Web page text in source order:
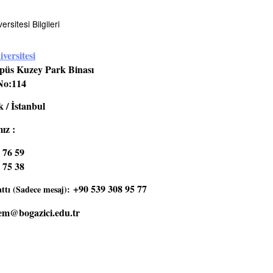
Bilgileri
Kuzey Park Binası
/ İstanbul
:
59
38
(Sadece mesaj): +90 539 308 95 77